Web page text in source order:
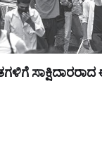
ಸಾಕ್ಷಿದಾರರಾದ